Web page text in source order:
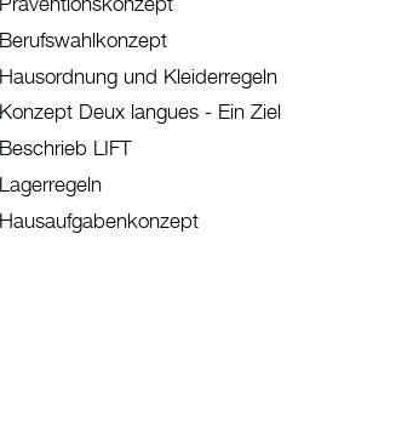
Präventionskonzept
Berufswahlkonzept
Hausordnung und Kleiderregeln
Konzept Deux langues - Ein Ziel
Beschrieb LIFT
Lagerregeln
Hausaufgabenkonzept